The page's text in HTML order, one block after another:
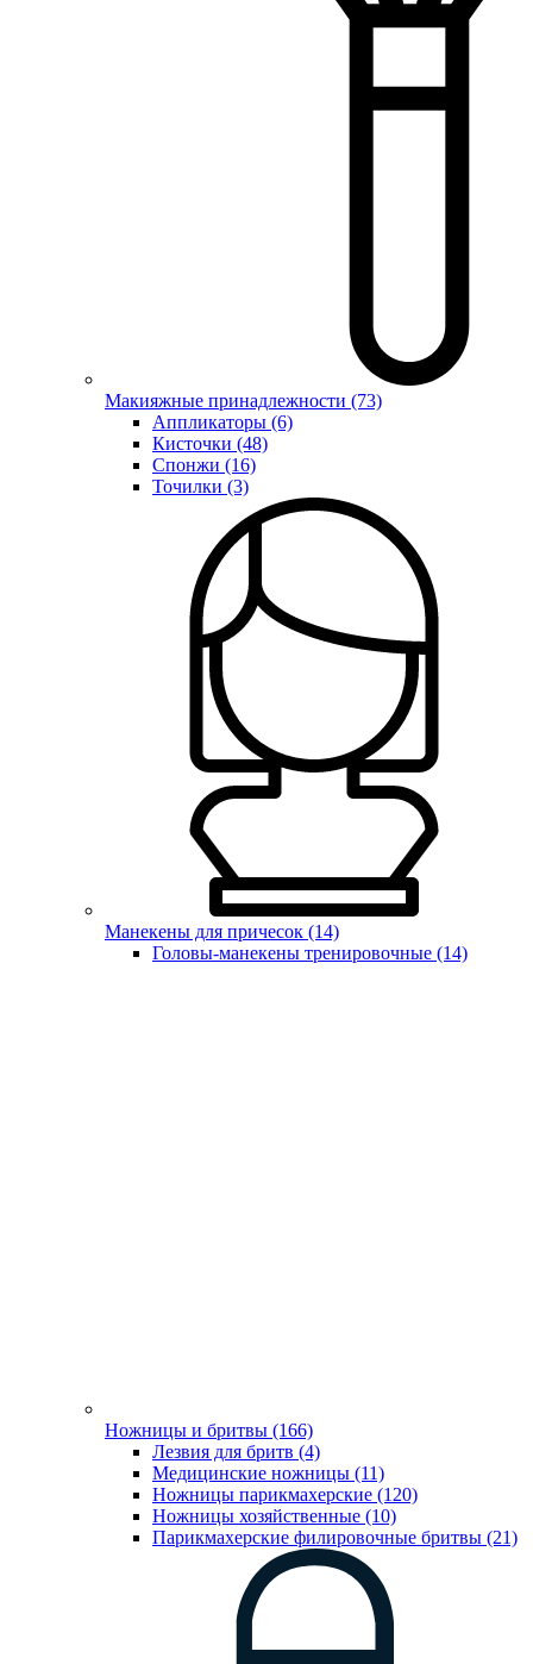
Макияжные принадлежности (73)
Аппликаторы (6)
Кисточки (48)
Спонжи (16)
Точилки (3)
Манекены для причесок (14)
Головы-манекены тренировочные (14)
Ножницы и бритвы (166)
Лезвия для бритв (4)
Медицинские ножницы (11)
Ножницы парикмахерские (120)
Ножницы хозяйственные (10)
Парикмахерские филировочные бритвы (21)